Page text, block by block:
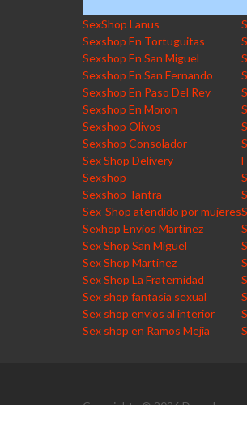
SexShop Lanus
Sexshop En Tortuguitas
Sexshop En San Miguel
Sexshop En San Fernando
Sexshop En Paso Del Rey
Sexshop En Moron
Sexshop Olivos
Sexshop Consolador
Sex Shop Delivery
Sexshop
Sexshop Tantra
Sex-Shop atendido por mujeres
Sexhop Envios Martinez
Sex Shop San Miguel
Sex Shop Martinez
Sex Shop La Fraternidad
Sex shop fantasia sexual
Sex shop envios al interior
Sex shop en Ramos Mejia
Copyrights © 2026 Derechos